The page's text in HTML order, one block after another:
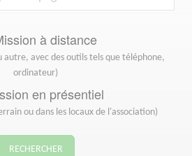
à distance
autre, avec des outils tels que téléphone,
ordinateur)
en présentiel
ou dans les locaux de l'association)
RECHERCHER